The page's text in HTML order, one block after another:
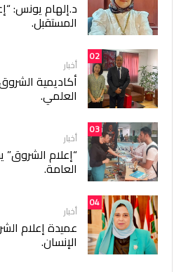
د.إلهام يونس:
المستقبل.
02
أخبار
أكاديمية
العلمي.
03
أخبار
“إعلام الشروق”
العامة.
04
أخبار
عميدة إعلام
الإنسان.